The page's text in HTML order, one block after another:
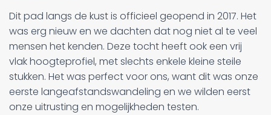
Dit pad langs de kust is officieel geopend in 2017. Het
was erg nieuw en we dachten dat nog niet al te veel
mensen het kenden. Deze tocht heeft ook een vrij
vlak hoogteprofiel, met slechts enkele kleine steile
stukken. Het was perfect voor ons, want dit was onze
eerste langeafstandswandeling en we wilden eerst
onze uitrusting en mogelijkheden testen.